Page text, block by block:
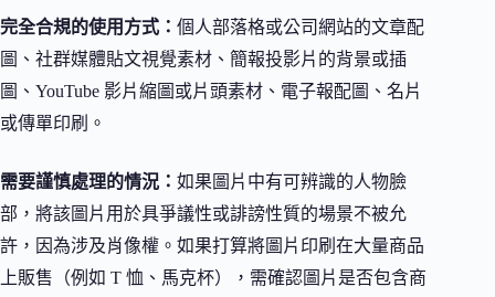
完全合規的使用方式： 個人部落格或公司網站的文章配
圖、社群媒體貼文視覺素材、簡報投影片的背景或插
圖、YouTube 影片縮圖或片頭素材、電子報配圖、名片
或傳單印刷。
需要謹慎處理的情況： 如果圖片中有可辨識的人物臉
部，將該圖片用於具爭議性或誹謗性質的場景不被允
許，因為涉及肖像權。如果打算將圖片印刷在大量商品
上販售（例如 T 恤、馬克杯），需確認圖片是否包含商